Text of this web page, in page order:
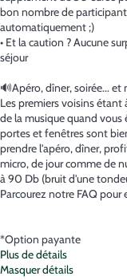
bon nombre de
automatiquement ;)
• Et la caution ? Aucune
séjour
🔊Apéro, dîner, soirée... et
Les premiers voisins étant
de la musique quand
portes et fenêtres sont
prendre l'apéro, dîner,
micro, de jour comme de
à 90 Db (bruit d'une
Parcourez notre FAQ pour
*Option payante
Plus de détails
Masquer détails